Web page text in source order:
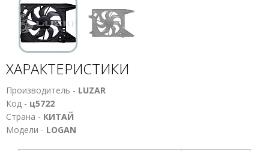
ХАРАКТЕРИСТИКИ
Производитель - LUZAR
Код - ц5722
Страна - КИТАЙ
Модели - LOGAN